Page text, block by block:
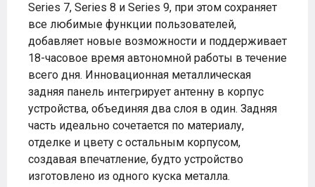
Series 7, Series 8 и Series 9, при этом сохраняет
все любимые функции пользователей,
добавляет новые возможности и поддерживает
18-часовое время автономной работы в течение
всего дня. Инновационная металлическая
задняя панель интегрирует антенну в корпус
устройства, объединяя два слоя в один. Задняя
часть идеально сочетается по материалу,
отделке и цвету с остальным корпусом,
создавая впечатление, будто устройство
изготовлено из одного куска металла.